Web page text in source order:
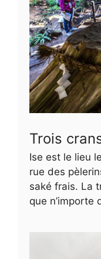
Trois
Ise est le lieu
rue des
saké frais. La
que n’importe